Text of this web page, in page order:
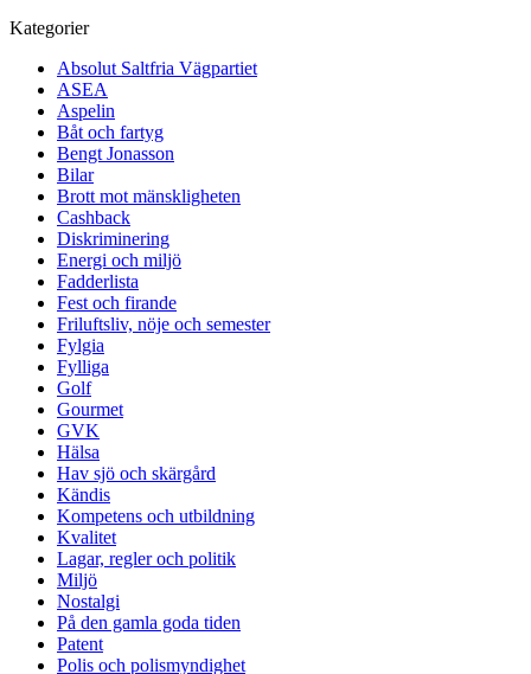
Kategorier
Absolut Saltfria Vägpartiet
ASEA
Aspelin
Båt och fartyg
Bengt Jonasson
Bilar
Brott mot mänskligheten
Cashback
Diskriminering
Energi och miljö
Fadderlista
Fest och firande
Friluftsliv, nöje och semester
Fylgia
Fylliga
Golf
Gourmet
GVK
Hälsa
Hav sjö och skärgård
Kändis
Kompetens och utbildning
Kvalitet
Lagar, regler och politik
Miljö
Nostalgi
På den gamla goda tiden
Patent
Polis och polismyndighet